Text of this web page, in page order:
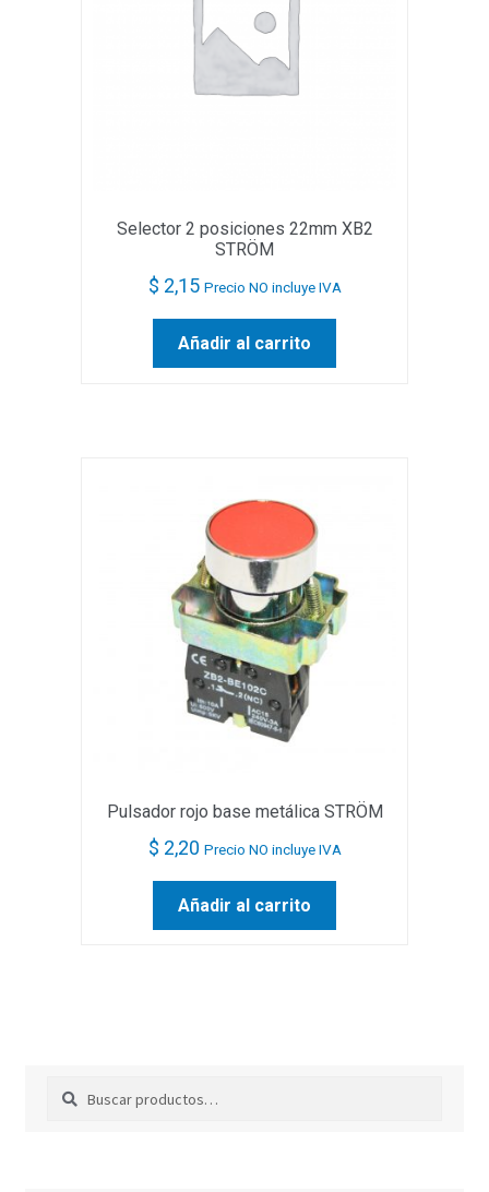
Selector 2 posiciones 22mm XB2
STRÖM
$ 2,15 Precio NO incluye IVA
Añadir al carrito
Pulsador rojo base metálica STRÖM
$ 2,20 Precio NO incluye IVA
Añadir al carrito
Buscar